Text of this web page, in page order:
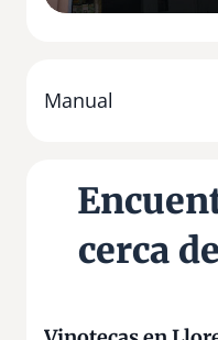
a
Manual
cerca